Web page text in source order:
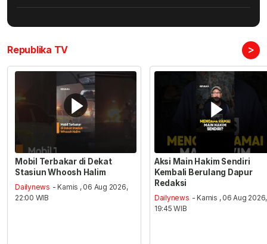
Republika TV >
Mobil Terbakar di Dekat
Stasiun Whoosh Halim
Dailynews - Kamis , 06 Aug 2026,
22:00 WIB
Aksi Main Hakim Sendiri
Kembali Berulang Dapur
Redaksi
Dailynews - Kamis , 06 Aug 2026,
19:45 WIB